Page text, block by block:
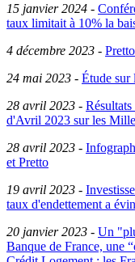
15 janvier 2024 -
taux limitait à 10% la
4 décembre 2023 -
24 mai 2023 - Étude sur
28 avril 2023 -
d'Avril 2023 sur les
28 avril 2023 -
et Pretto
19 avril 2023 -
taux d'endettement a
20 janvier 2023 - Un
Banque de France, une